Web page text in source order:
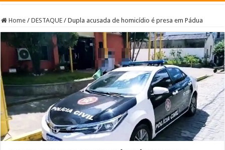
Home / DESTAQUE / Dupla acusada de homicídio é presa em Pádua